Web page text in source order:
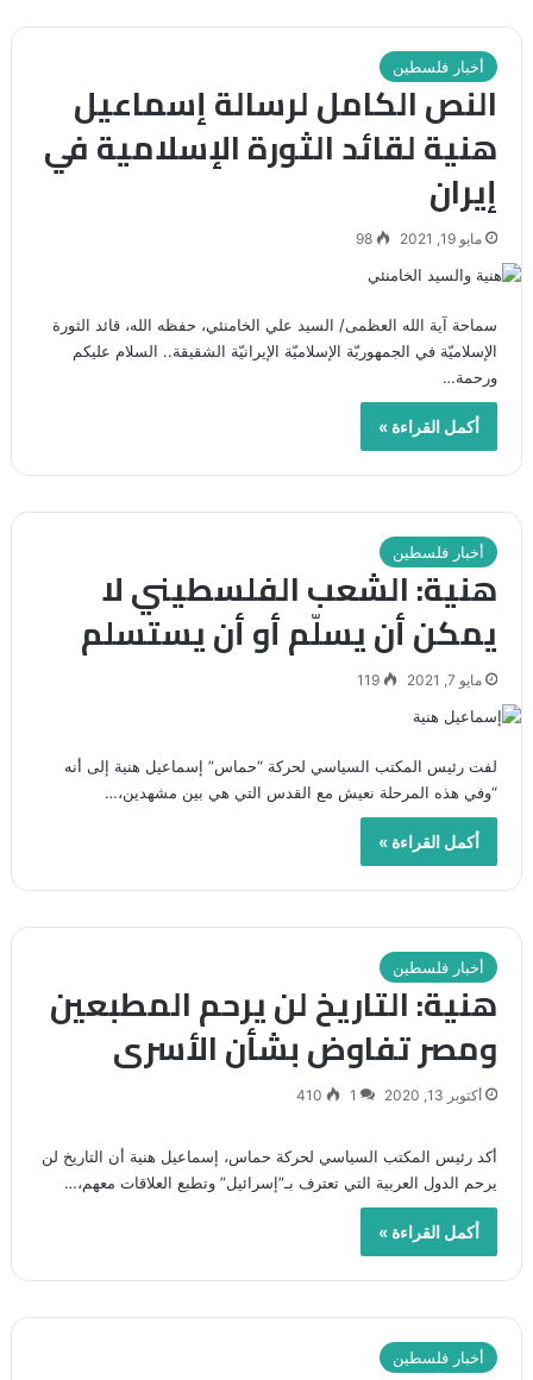
أخبار فلسطين
النص الكامل لرسالة إسماعيل
هنية لقائد الثورة الإسلامية في
إيران
مايو 19, 2021 98
سماحة آية الله العظمى/ السيد علي الخامنئي، حفظه الله، قائد الثورة
الإسلاميّة في الجمهوريّة الإسلاميّة الإيرانيّة الشقيقة.. السلام عليكم
ورحمة…
أكمل القراءة »
أخبار فلسطين
هنية: الشعب الفلسطيني لا
يمكن أن يسلّم أو أن يستسلم
مايو 7, 2021 119
لفت رئيس المكتب السياسي لحركة “حماس” إسماعيل هنية إلى أنه
“وفي هذه المرحلة نعيش مع القدس التي هي بين مشهدين،…
أكمل القراءة »
أخبار فلسطين
هنية: التاريخ لن يرحم المطبعين
ومصر تفاوض بشأن الأسرى
أكتوبر 13, 2020 1
410
أكد رئيس المكتب السياسي لحركة حماس، إسماعيل هنية أن التاريخ لن
يرحم الدول العربية التي تعترف بـ”إسرائيل” وتطبع العلاقات معهم،…
أكمل القراءة »
أخبار فلسطين